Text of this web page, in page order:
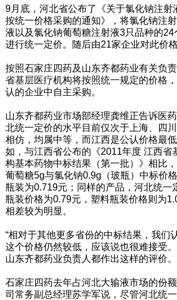
9月底，河北省公布了《关于氯化钠注射
按统一价格采购的通知》，将氯化钠注
液以及氯化钠葡萄糖注射液3只品种的24
进行统一定价。随后由21家企业对此价
按照石家庄四药及山东齐都药业有关负
省基层医疗机构将按照统一规定的价格
认的企业中自主采购。
山东齐都药业市场部经理龚维正告诉医
北统一定价的水平目前仅次于上海、四
相仿，均属中等，而江西是公认价格最
如，与江西省公布的《2011年度 江西省
构基本药物中标结果（第一批）》相比
葡萄糖5g与氯化钠0.9g（玻瓶）中标价
瓶装为0.719元；同样的产品，河北统一
瓶装价格为0.79元，塑料瓶装价格则为
相差较为明显。
“相对于其他更多省份的中标结果，我们
这个价格仍然较低，应该说也很难接受
山东齐都药业负责人都作出这样的评价。
石家庄四药去年占河北大输液市场的份
司常务副总经理苏学军说，尽管河北统